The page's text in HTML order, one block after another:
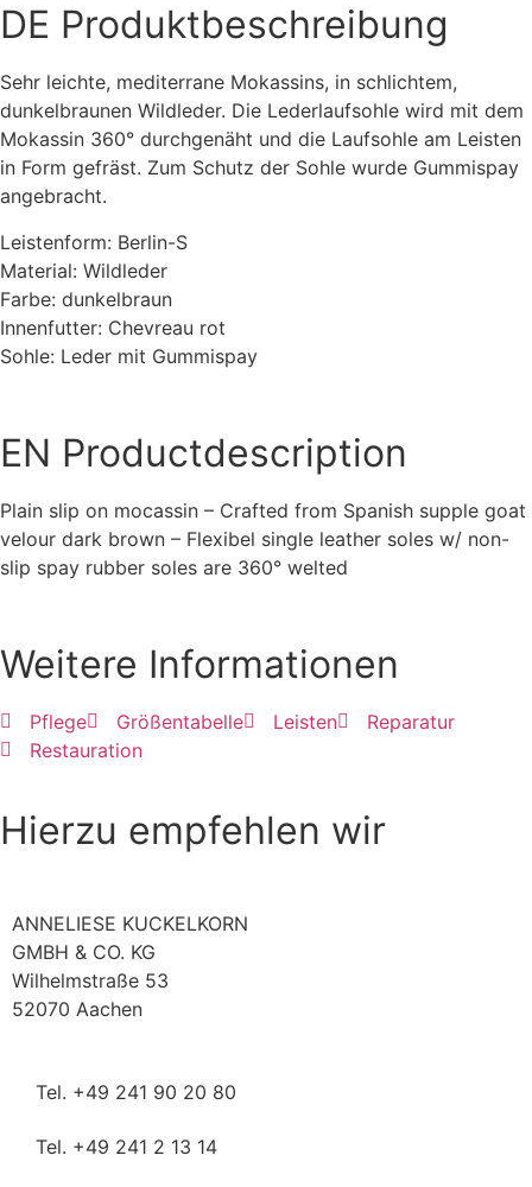
DE Produktbeschreibung
Sehr leichte, mediterrane Mokassins, in schlichtem,
dunkelbraunen Wildleder. Die Lederlaufsohle wird mit dem
Mokassin 360° durchgenäht und die Laufsohle am Leisten
in Form gefräst. Zum Schutz der Sohle wurde Gummispay
angebracht.
Leistenform: Berlin-S
Material: Wildleder
Farbe: dunkelbraun
Innenfutter: Chevreau rot
Sohle: Leder mit Gummispay
EN Productdescription
Plain slip on mocassin – Crafted from Spanish supple goat
velour dark brown – Flexibel single leather soles w/ non-
slip spay rubber soles are 360° welted
Weitere Informationen
Pflege Größentabelle Leisten
Reparatur
Restauration
Hierzu empfehlen wir
ANNELIESE KUCKELKORN
GMBH & CO. KG
Wilhelmstraße 53
52070 Aachen
Tel. +49 241 90 20 80
Tel. +49 241 2 13 14